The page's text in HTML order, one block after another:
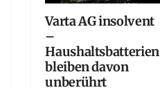
Varta AG insolvent
–
Haushaltsbatterien
bleiben davon
unberührt